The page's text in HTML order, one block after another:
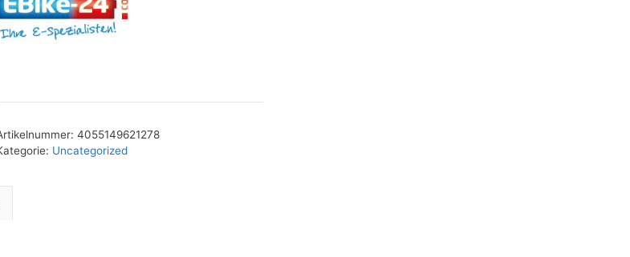
4055149621278
Uncategorized